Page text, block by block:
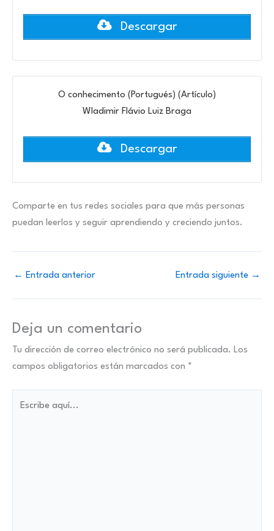
Descargar
O conhecimento (Portugués) (Artículo)
Wladimir Flávio Luiz Braga
Descargar
Comparte en tus redes sociales para que más personas
puedan leerlos y seguir aprendiendo y creciendo juntos.
← Entrada anterior Entrada siguiente →
Deja un comentario
Tu dirección de correo electrónico no será publicada. Los
campos obligatorios están marcados con *